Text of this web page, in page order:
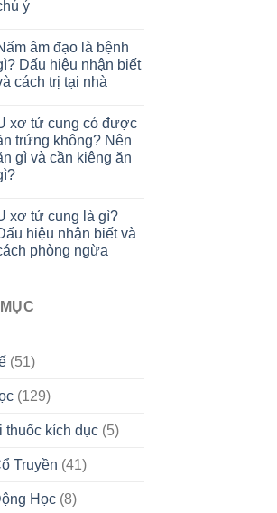
ý
âm đạo là bệnh
Dấu hiệu nhận biết
cách trị tại nhà
xơ tử cung có được
trứng không? Nên
gì và cần kiêng ăn
xơ tử cung là gì?
hiệu nhận biết và
phòng ngừa
(51)
(129)
thuốc kích dục(5)
Truyền (41)
Học(8)